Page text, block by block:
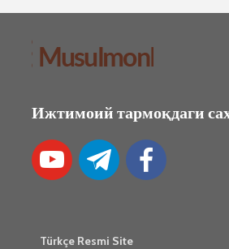
Ижтимоий тармоқдаги
Türkçe Resmi Site